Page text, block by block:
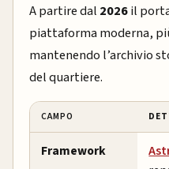
A partire dal 2026il
piattaforma moderna,
mantenendo l’archivio
del quartiere.
CAMPO
Framework